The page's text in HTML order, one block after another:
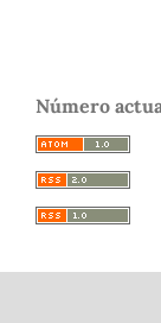
Número